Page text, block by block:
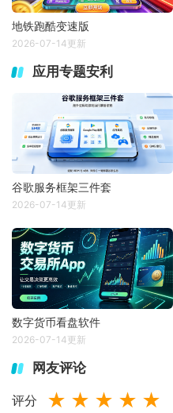
地铁跑酷变速版
2026-07-14更新
应用专题安利
谷歌服务框架三件套
2026-07-14更新
数字货币看盘软件
2026-07-14更新
网友评论
评分 ★ ★ ★ ★ ★